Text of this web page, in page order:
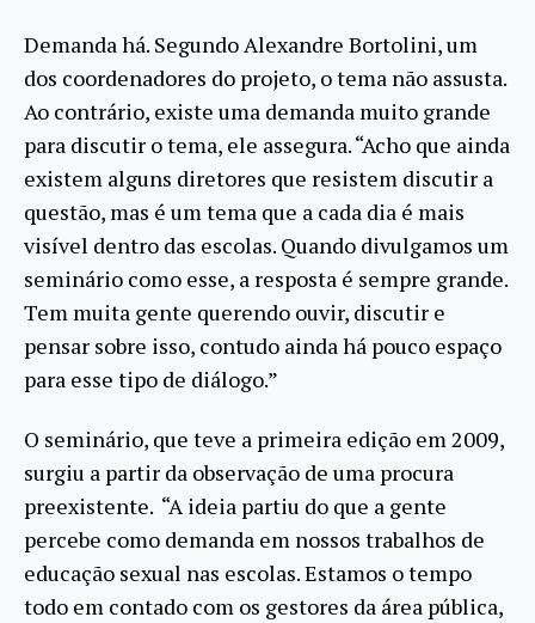
Demanda há. Segundo Alexandre Bortolini, um
dos coordenadores do projeto, o tema não assusta.
Ao contrário, existe uma demanda muito grande
para discutir o tema, ele assegura. “Acho que ainda
existem alguns diretores que resistem discutir a
questão, mas é um tema que a cada dia é mais
visível dentro das escolas. Quando divulgamos um
seminário como esse, a resposta é sempre grande.
Tem muita gente querendo ouvir, discutir e
pensar sobre isso, contudo ainda há pouco espaço
para esse tipo de diálogo.”
O seminário, que teve a primeira edição em 2009,
surgiu a partir da observação de uma procura
preexistente. “A ideia partiu do que a gente
percebe como demanda em nossos trabalhos de
educação sexual nas escolas. Estamos o tempo
todo em contado com os gestores da área pública,